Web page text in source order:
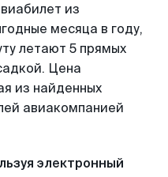
из
месяца в году,
летают 5 прямых
Цена
из найденных
авиакомпанией
электронный